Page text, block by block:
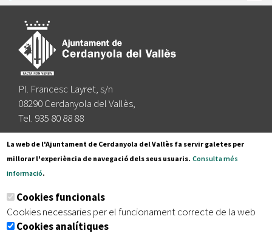
Pl. Francesc Layret, s/n
08290 Cerdanyola del Vallès,
Tel. 935 80 88 88
Segueix-nos a:
Subscriu-te al nostre butlletí
Inici | Avís legal | Protecció de dades
La web de l'Ajuntament de Cerdanyola del Vallès fa servir galetes per
millorar l'experiència de navegació dels seus usuaris. Consulta més
informació.
Cookies funcionals
Cookies necessaries per el funcionament correcte de la web
Cookies analítiques